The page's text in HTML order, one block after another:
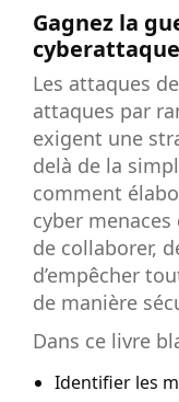
Gagnez la
Les attaques
attaques par
exigent une
delà de la
comment
cyber
de collaborer,
d’empêcher
de manière
Dans ce livre
Identifier les